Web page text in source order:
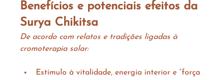
Benefícios e potenciais efeitos da
Surya Chikitsa
De acordo com relatos e tradições ligadas à
cromoterapia solar:
Estímulo à vitalidade, energia interior e “força